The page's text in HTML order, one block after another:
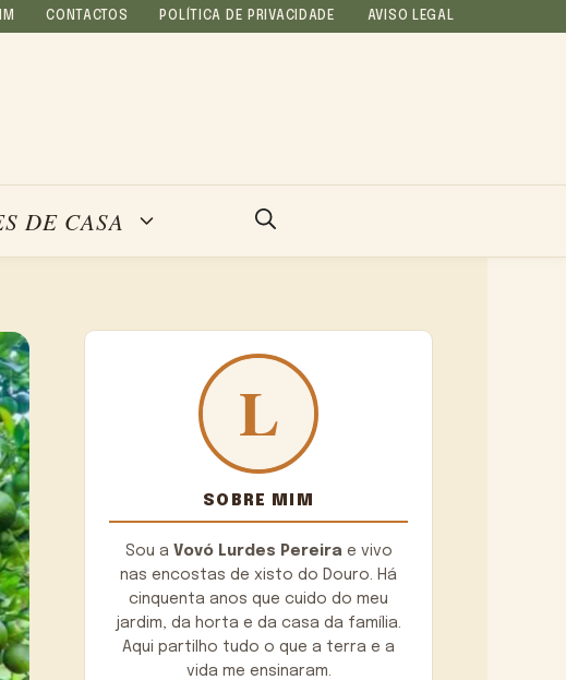
CONTACTOS POLÍTICA DE PRIVACIDADE AVISO LEGAL
DE CASA
SOBRE MIM
Sou a Vovó Lurdes Pereirae vivo
nas encostas de xisto do Douro. Há
cinquenta anos que cuido do meu
jardim, da horta e da casa da família.
Aqui partilho tudo o que a terra e a
vida me ensinaram.